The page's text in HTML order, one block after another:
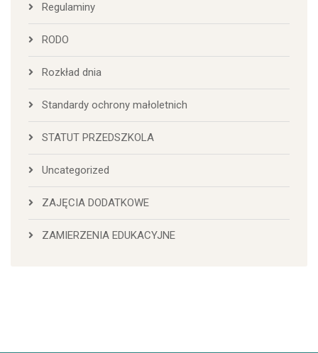
Regulaminy
RODO
Rozkład dnia
Standardy ochrony małoletnich
STATUT PRZEDSZKOLA
Uncategorized
ZAJĘCIA DODATKOWE
ZAMIERZENIA EDUKACYJNE